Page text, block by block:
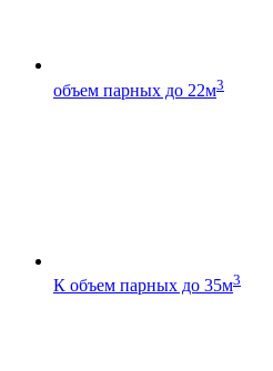
объем парных до 22м3
К объем парных до 35м3